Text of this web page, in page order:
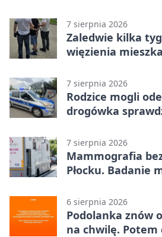
rozstrzygnęli
7 sierpnia 2026
Zaledwie kilka
więzienia
7 sierpnia 2026
Rodzice mogli
drogówka
7 sierpnia 2026
Mammografia
Płocku. Badanie
6 sierpnia 2026
Podolanka znów
na chwilę. Potem